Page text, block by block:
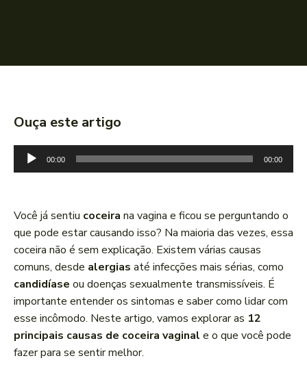
Ouça este artigo
o
d
o
r
d
e
á
u
d
i
00:00 00:00
Você já sentiu coceira na vagina e ficou se perguntando o
que pode estar causando isso? Na maioria das vezes, essa
coceira não é sem explicação. Existem várias causas
comuns, desde alergias até infecções mais sérias, como
candidíase ou doenças sexualmente transmissíveis. É
importante entender os sintomas e saber como lidar com
esse incômodo. Neste artigo, vamos explorar as 12
principais causas de coceira vaginal e o que você pode
fazer para se sentir melhor.